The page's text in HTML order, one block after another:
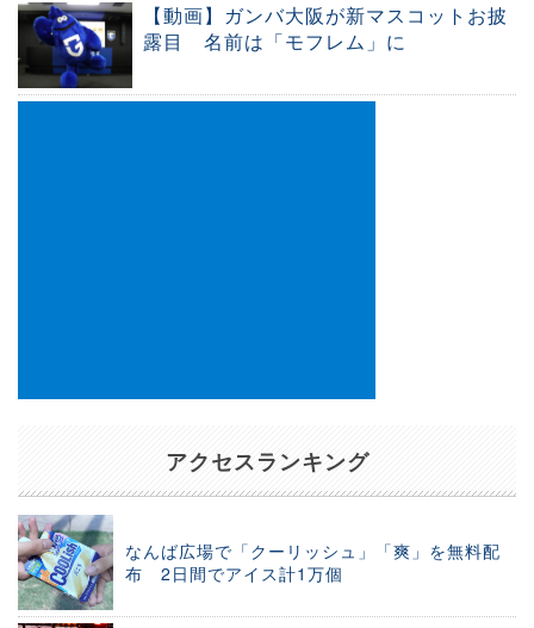
【動画】ガンバ大阪が新マスコットお披
露目 名前は「モフレム」に
アクセスランキング
なんば広場で「クーリッシュ」「爽」を無料配
布 2日間でアイス計1万個